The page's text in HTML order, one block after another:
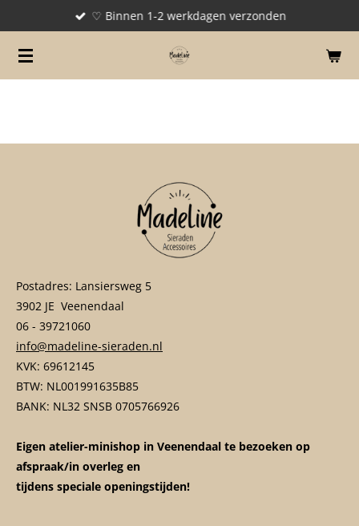
naar
de
♡ Binnen 1-2 werkdagen verzonden
Postadres: Lansiersweg 5
3902 JE Veenendaal
06 - 39721060
info@madeline-sieraden.nl
KVK: 69612145
BTW: NL001991635B85
BANK: NL32 SNSB 0705766926
Eigen atelier-minishop in Veenendaal te bezoeken op
afspraak/in overleg en
tijdens speciale openingstijden!